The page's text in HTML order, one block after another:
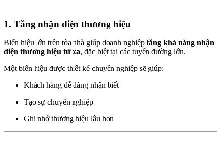
1. Tăng nhận diện thương hiệu
Biển hiệu lớn trên tòa nhà giúp doanh nghiệp tăng khả năng nhận
diện thương hiệu từ xa, đặc biệt tại các tuyến đường lớn.
Một biển hiệu được thiết kế chuyên nghiệp sẽ giúp:
Khách hàng dễ dàng nhận biết
Tạo sự chuyên nghiệp
Ghi nhớ thương hiệu lâu hơn